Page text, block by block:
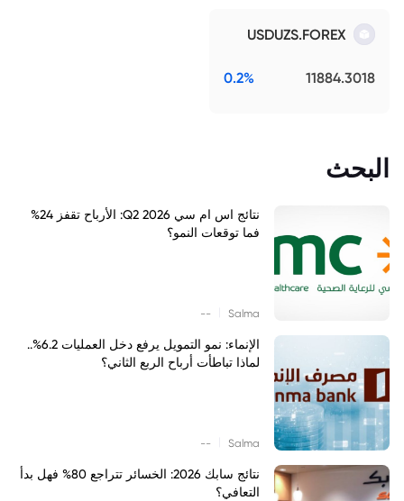
USDUZS.FOREX
11884.3018
0.2%
البحث
نتائج اس ام سي Q2 2026: الأرباح تقفز 24%
فما توقعات النمو؟
Salma
--
الإنماء: نمو التمويل يرفع دخل العمليات 6.2%..
لماذا تباطأت أرباح الربع الثاني؟
Salma
--
نتائج سابك 2026: الخسائر تتراجع 80% فهل بدأ
التعافي؟